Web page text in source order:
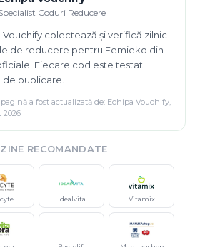
Coduri Reducere
Vouchify colectează și verifică zilnic
de reducere pentru Femieko din
Fiecare cod este testat
de publicare.
a fost actualizată de: Echipa Vouchify,
2026
RECOMANDATE
Idealvita Vitamix